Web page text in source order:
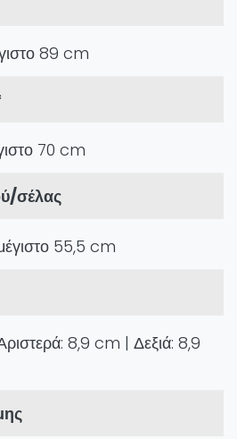
89 cm
70 cm
σέλας
55,5 cm
8,9 cm | Δεξιά: 8,9